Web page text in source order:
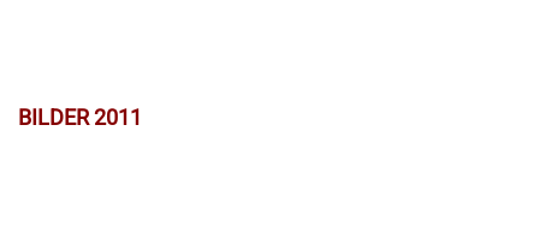
BILDER 2011